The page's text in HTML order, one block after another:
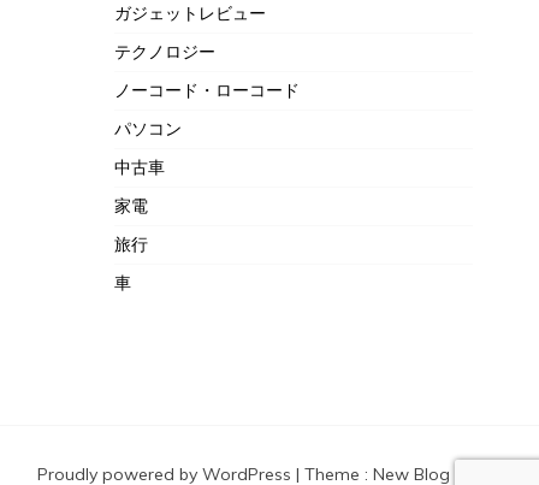
ガジェットレビュー
テクノロジー
ノーコード・ローコード
パソコン
中古車
家電
旅行
車
Proudly powered by WordPress | Theme : New Blog a free